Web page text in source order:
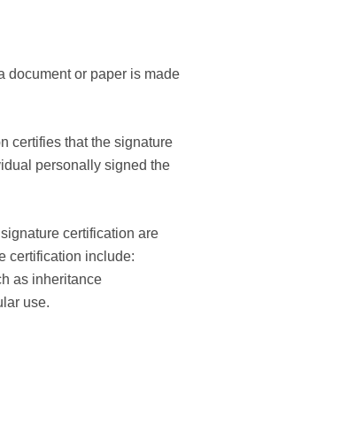
document or paper is made
certifies that the signature
personally signed the
certification are
certification include:
as inheritance
use.